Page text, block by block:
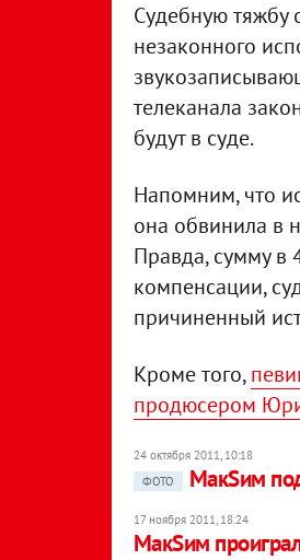
Судебную тяжбу
незаконного
телеканала
будут в суде.
Напомним, что
она обвинила в
Правда, сумму в
компенсации,
причиненный
Кроме того,
продюсером
24 октября 2011, 10:18
ФОТО
МакSим
17 ноября 2011, 18:24
МакSим